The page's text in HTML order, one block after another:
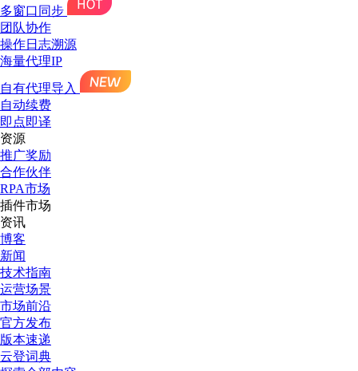
多窗口同步
团队协作
操作日志溯源
海量代理IP
自有代理导入
自动续费
即点即译
资源
推广奖励
合作伙伴
RPA市场
插件市场
资讯
博客
新闻
技术指南
运营场景
市场前沿
官方发布
版本速递
云登词典